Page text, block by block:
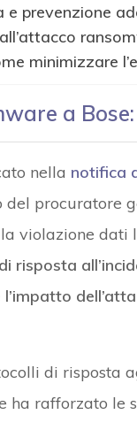
e prevenzione
minimizzare
a Bose:
nella notifica
del procuratore
violazione dati
risposta
di risposta
ha rafforzato le